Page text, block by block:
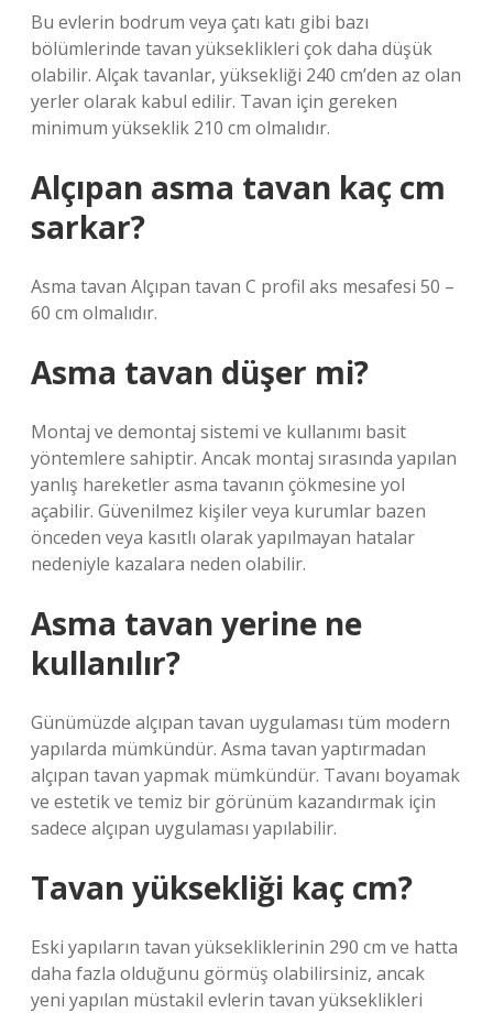
Bu evlerin bodrum veya çatı katı gibi bazı
bölümlerinde tavan yükseklikleri çok daha düşük
olabilir. Alçak tavanlar, yüksekliği 240 cm’den az olan
yerler olarak kabul edilir. Tavan için gereken
minimum yükseklik 210 cm olmalıdır.
Alçıpan asma tavan kaç cm
sarkar?
Asma tavan Alçıpan tavan C profil aks mesafesi 50 –
60 cm olmalıdır.
Asma tavan düşer mi?
Montaj ve demontaj sistemi ve kullanımı basit
yöntemlere sahiptir. Ancak montaj sırasında yapılan
yanlış hareketler asma tavanın çökmesine yol
açabilir. Güvenilmez kişiler veya kurumlar bazen
önceden veya kasıtlı olarak yapılmayan hatalar
nedeniyle kazalara neden olabilir.
Asma tavan yerine ne
kullanılır?
Günümüzde alçıpan tavan uygulaması tüm modern
yapılarda mümkündür. Asma tavan yaptırmadan
alçıpan tavan yapmak mümkündür. Tavanı boyamak
ve estetik ve temiz bir görünüm kazandırmak için
sadece alçıpan uygulaması yapılabilir.
Tavan yüksekliği kaç cm?
Eski yapıların tavan yüksekliklerinin 290 cm ve hatta
daha fazla olduğunu görmüş olabilirsiniz, ancak
yeni yapılan müstakil evlerin tavan yükseklikleri